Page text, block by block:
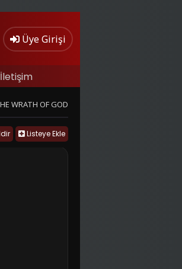
Üye Girişi
İletişim
WRATH OF GOD
Listeye Ekle